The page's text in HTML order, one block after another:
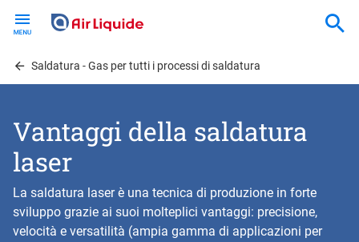
contentSaldatura - Gas per tutti i processi di saldatura
Vantaggi della saldatura
laser
La saldatura laser è una tecnica di produzione in forte
sviluppo grazie ai suoi molteplici vantaggi: precisione,
velocità e versatilità (ampia gamma di applicazioni per